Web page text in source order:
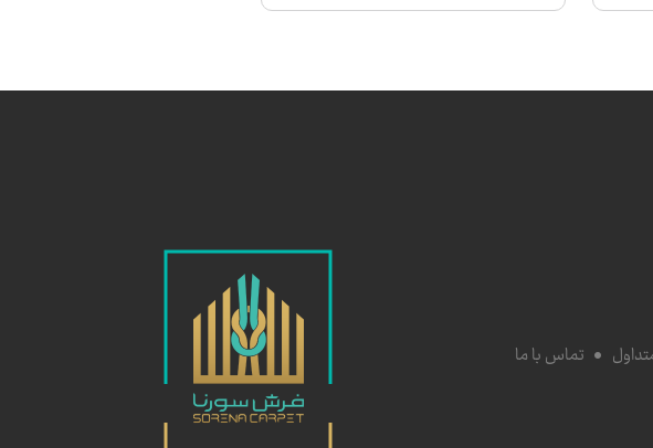
تماس با ما